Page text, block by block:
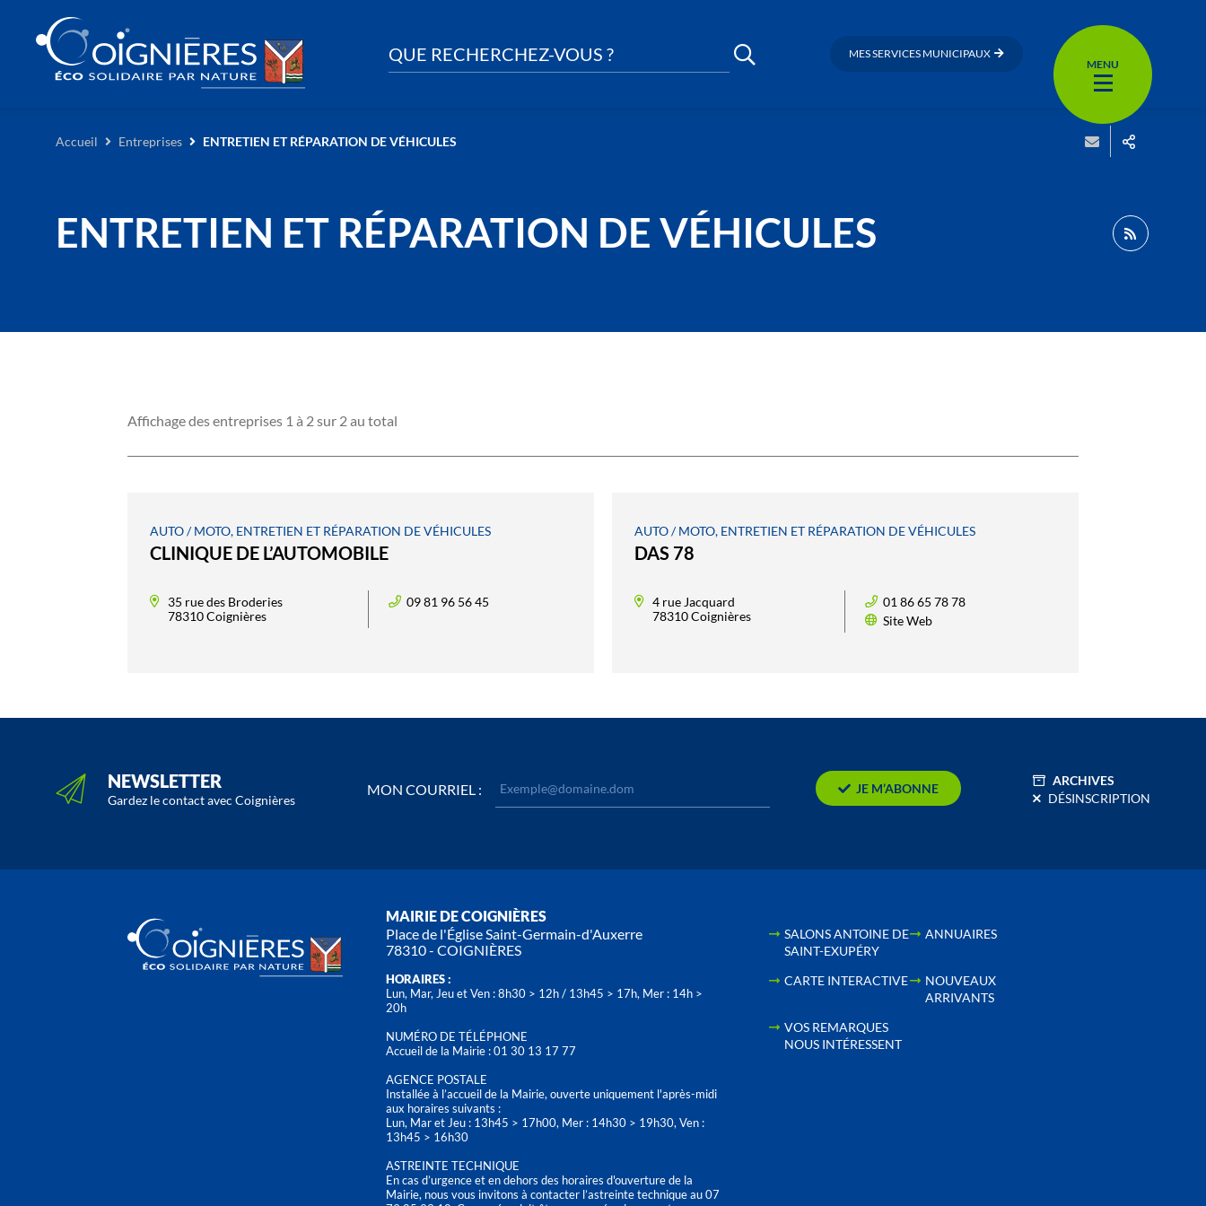
QUE RECHERCHEZ-VOUS ? MES SERVICES MUNICIPAUX
MENU
Accueil Entreprises ENTRETIEN ET RÉPARATION DE VÉHICULES
ENTRETIEN ET RÉPARATION DE VÉHICULES
Affichage des entreprises 1 à 2 sur 2 au total
AUTO / MOTO, ENTRETIEN ET RÉPARATION DE VÉHICULES
CLINIQUE DE L’AUTOMOBILE
35 rue des Broderies
78310 Coignières
09 81 96 56 45
AUTO / MOTO, ENTRETIEN ET RÉPARATION DE VÉHICULES
DAS 78
4 rue Jacquard
78310 Coignières
01 86 65 78 78
Site Web
NEWSLETTER
Gardez le contact avec Coignières
MON COURRIEL : JE M’ABONNE
ARCHIVES
DÉSINSCRIPTION
MAIRIE DE COIGNIÈRES
Place de l'Église Saint-Germain-d'Auxerre
78310 - COIGNIÈRES
HORAIRES :
Lun, Mar, Jeu et Ven : 8h30 > 12h / 13h45 > 17h, Mer : 14h >
20h
NUMÉRO DE TÉLÉPHONE
Accueil de la Mairie : 01 30 13 17 77
AGENCE POSTALE
Installée à l’accueil de la Mairie, ouverte uniquement l'après-midi
aux horaires suivants :
Lun, Mar et Jeu : 13h45 > 17h00, Mer : 14h30 > 19h30, Ven :
13h45 > 16h30
ASTREINTE TECHNIQUE
En cas d’urgence et en dehors des horaires d'ouverture de la
Mairie, nous vous invitons à contacter l’astreinte technique au 07
SALONS ANTOINE DE
SAINT-EXUPÉRY
ANNUAIRES
CARTE INTERACTIVE
NOUVEAUX
ARRIVANTS
VOS REMARQUES
NOUS INTÉRESSENT